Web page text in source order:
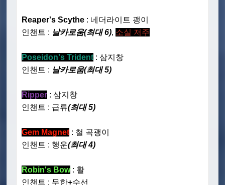
Reaper's Scythe : 네더라이트 괭이
인챈트 : 날카로움(최대 6), 소실 저주
Poseidon's Trident : 삼지창
인챈트 : 날카로움(최대 5)
Ripper : 삼지창
인챈트 : 급류(최대 5)
Gem Magnet : 철 곡괭이
인챈트 : 행운(최대 4)
Robin's Bow: 활
인챈트 : 무한+수선